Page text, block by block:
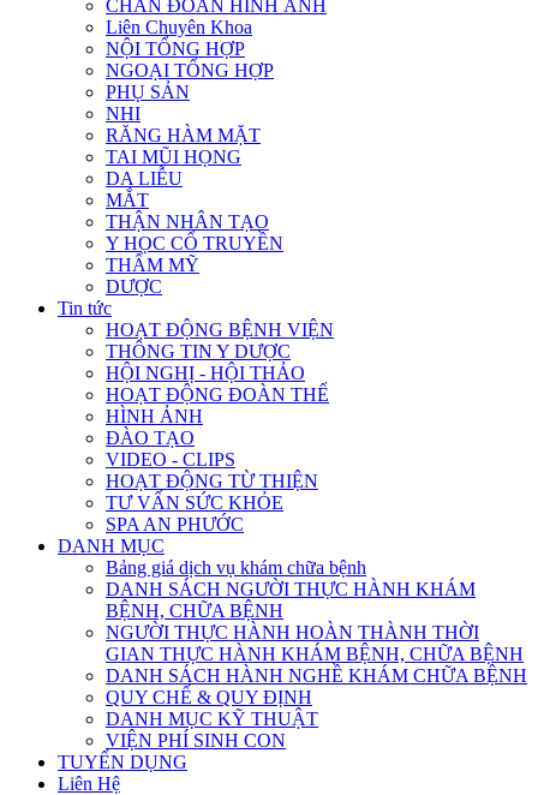
CHẨN ĐOÁN HÌNH ẢNH
Liên Chuyên Khoa
NỘI TỔNG HỢP
NGOẠI TỔNG HỢP
PHỤ SẢN
NHI
RĂNG HÀM MẶT
TAI MŨI HỌNG
DA LIỄU
MẮT
THẬN NHÂN TẠO
Y HỌC CỔ TRUYỀN
THẨM MỸ
DƯỢC
Tin tức
HOẠT ĐỘNG BỆNH VIỆN
THÔNG TIN Y DƯỢC
HỘI NGHỊ - HỘI THẢO
HOẠT ĐỘNG ĐOÀN THỂ
HÌNH ẢNH
ĐÀO TẠO
VIDEO - CLIPS
HOẠT ĐỘNG TỪ THIỆN
TƯ VẤN SỨC KHỎE
SPA AN PHƯỚC
DANH MỤC
Bảng giá dịch vụ khám chữa bệnh
DANH SÁCH NGƯỜI THỰC HÀNH KHÁM
BỆNH, CHỮA BỆNH
NGƯỜI THỰC HÀNH HOÀN THÀNH THỜI
GIAN THỰC HÀNH KHÁM BỆNH, CHỮA BỆNH
DANH SÁCH HÀNH NGHỀ KHÁM CHỮA BỆNH
QUY CHẾ & QUY ĐỊNH
DANH MỤC KỸ THUẬT
VIỆN PHÍ SINH CON
TUYỂN DỤNG
Liên Hệ